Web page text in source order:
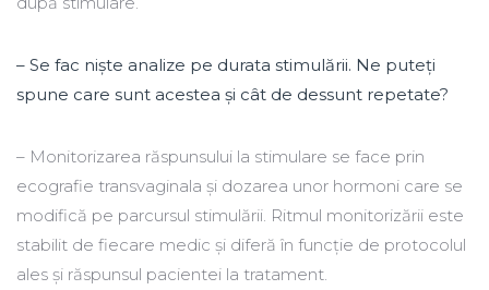
– Se fac nişte analize pe durata stimulării. Ne puteţi
spune care sunt acestea şi cât de dessunt repetate?
– Monitorizarea răspunsului la stimulare se face prin
ecografie transvaginala şi dozarea unor hormoni care se
modifică pe parcursul stimulării. Ritmul monitorizării este
stabilit de fiecare medic şi diferă în funcţie de protocolul
ales şi răspunsul pacientei la tratament.